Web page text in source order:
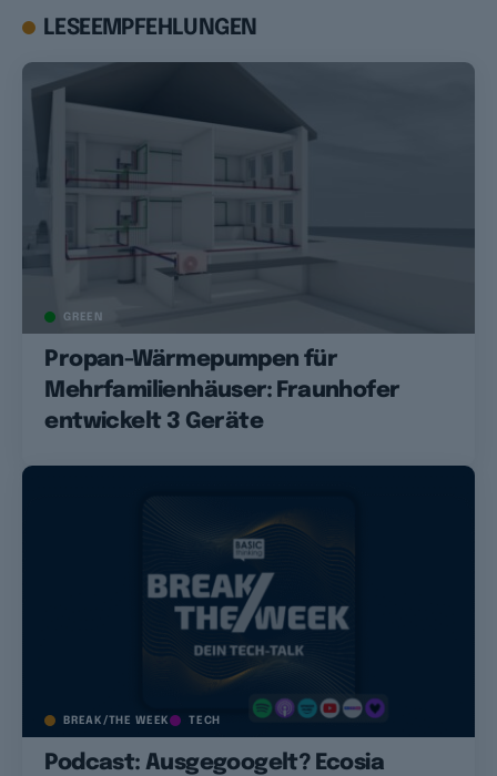
LESEEMPFEHLUNGEN
GREEN
Propan-Wärmepumpen für
Mehrfamilienhäuser: Fraunhofer
entwickelt 3 Geräte
BREAK/THE WEEK TECH
Podcast: Ausgegoogelt? Ecosia